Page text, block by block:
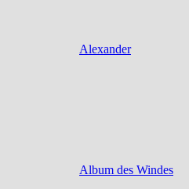
Alexander
Album des Windes